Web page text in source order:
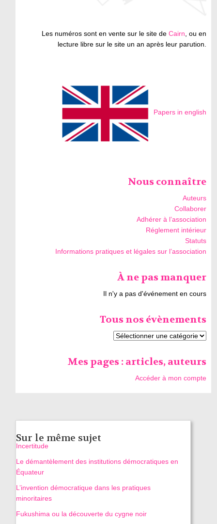
Les numéros sont en vente sur le site deCairn, ou en
lecture libre sur le site un an après leur parution.
Papers in english
Nous connaître
Auteurs
Collaborer
Adhérer à l’association
Réglement intérieur
Statuts
Informations pratiques et légales sur l’association
À ne pas manquer
Il n'y a pas d'événement en cours
Tous nos évènements
Mes pages : articles, auteurs
Accéder à mon compte
Sur le même sujet
Incertitude
Le démantèlement des institutions démocratiques en
Équateur
L’invention démocratique dans les pratiques
minoritaires
Fukushima ou la découverte du cygne noir